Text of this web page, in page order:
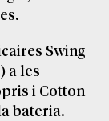
Swing
a les
i Cotton
bateria.